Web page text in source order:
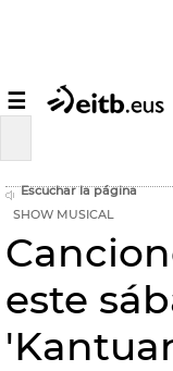
☰
Escuchar la página
SHOW MUSICAL
este